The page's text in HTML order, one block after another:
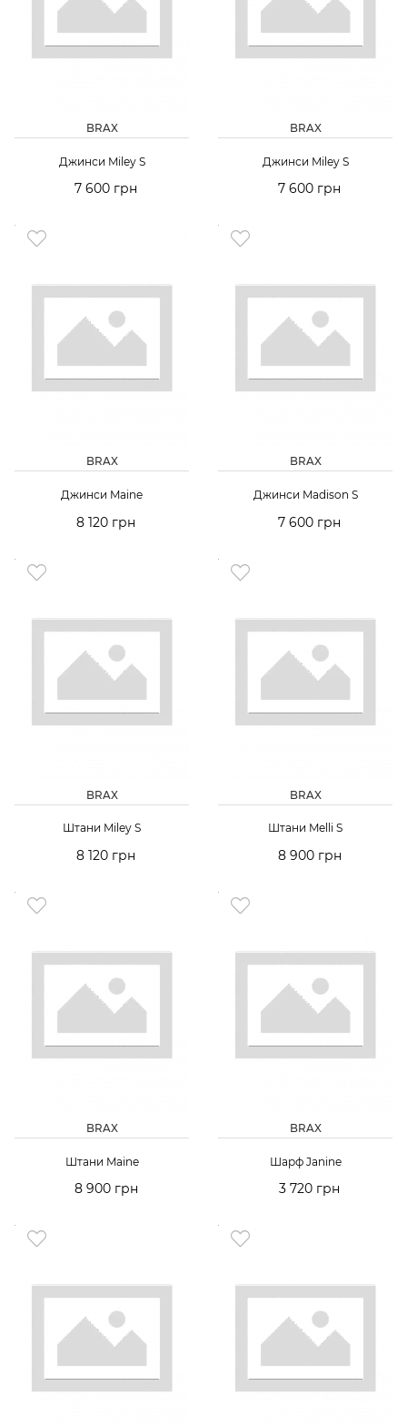
BRAX
Джинси Miley S
7 600 грн
BRAX
Джинси Miley S
7 600 грн
BRAX
Джинси Maine
8 120 грн
BRAX
Джинси Madison S
7 600 грн
BRAX
Штани Miley S
8 120 грн
BRAX
Штани Melli S
8 900 грн
BRAX
Штани Maine
8 900 грн
BRAX
Шарф Janine
3 720 грн